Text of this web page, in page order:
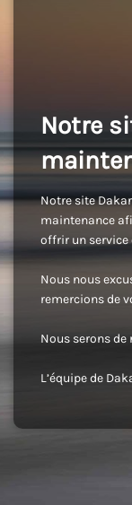
Notre
Notre site
maintenance
offrir un service
Nous nous
remercions de
Nous serons
L’équipe de